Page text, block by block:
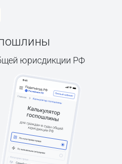
юрисдикции РФ